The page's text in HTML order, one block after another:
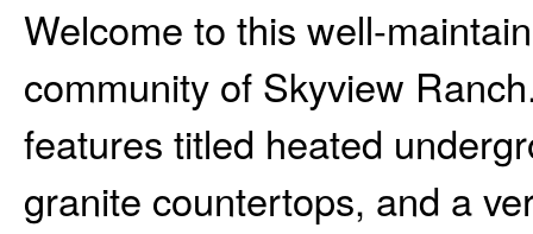
Welcome to this well-
community of Skyview
features titled heated
granite countertops, and a